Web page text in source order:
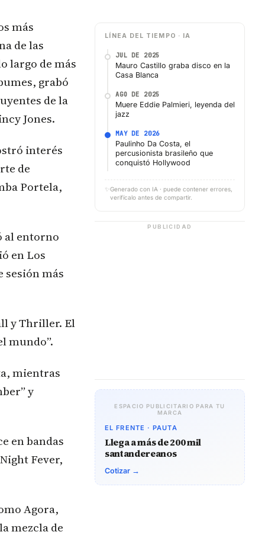
más
de las
largo de más
grabó
de la
Jones.
interés
de
Portela,
al entorno
en Los
sesión más
y Thriller. El
mundo”.
mientras
y
en bandas
Fever,
Agora,
mezcla de
LÍNEA DEL TIEMPO · IA
JUL DE 2025
Mauro Castillo graba disco en la
Casa Blanca
AGO DE 2025
Muere Eddie Palmieri, leyenda del
jazz
MAY DE 2026
Paulinho Da Costa, el
percusionista brasileño que
conquistó Hollywood
✨ Generado con IA · puede contener errores,
verifícalo antes de compartir.
PUBLICIDAD
ESPACIO PUBLICITARIO PARA TU
MARCA
EL FRENTE · PAUTA
Llega a más de 200 mil
santandereanos
Cotizar →